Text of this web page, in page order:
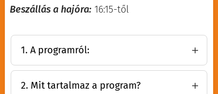
Beszállás a hajóra: 16:15-től
1. A programról:
Szálljon fedélzetre egy felejthetetlen
fehér éjszakás naplementés hajóútra –
2. Mit tartalmaz a program?